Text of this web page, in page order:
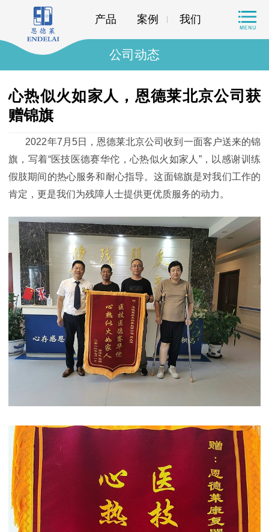
产品 案例 我们
公司动态
心热似火如家人，恩德莱北京公司获
赠锦旗
2022年7月5日，恩德莱北京公司收到一面客户送来的锦
旗，写着“医技医德赛华佗，心热似火如家人”，以感谢训练
假肢期间的热心服务和耐心指导。这面锦旗是对我们工作的
肯定，更是我们为残障人士提供更优质服务的动力。